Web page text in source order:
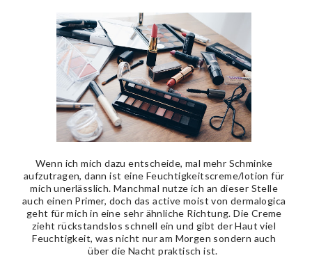
Wenn ich mich dazu entscheide, mal mehr Schminke
aufzutragen, dann ist eine Feuchtigkeitscreme/lotion für
mich unerlässlich. Manchmal nutze ich an dieser Stelle
auch einen Primer, doch das active moist von dermalogica
geht für mich in eine sehr ähnliche Richtung. Die Creme
zieht rückstandslos schnell ein und gibt der Haut viel
Feuchtigkeit, was nicht nur am Morgen sondern auch
über die Nacht praktisch ist.